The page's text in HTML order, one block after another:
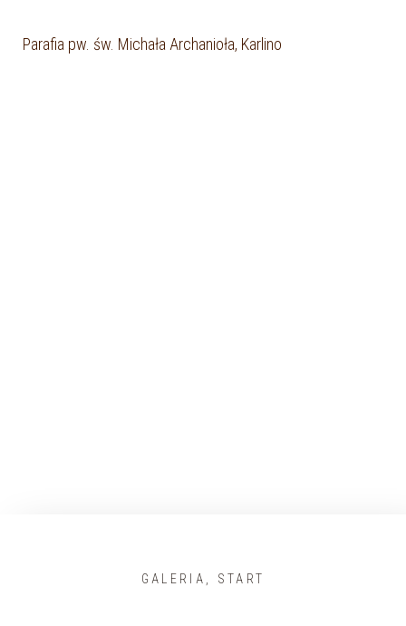
Parafia pw. św. Michała Archanioła, Karlino
GALERIA START